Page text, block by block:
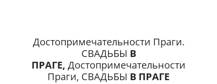
Достопримечательности Праги.
СВАДЬБЫ В
ПРАГЕ, Достопримечательности
Праги, СВАДЬБЫ В ПРАГЕ